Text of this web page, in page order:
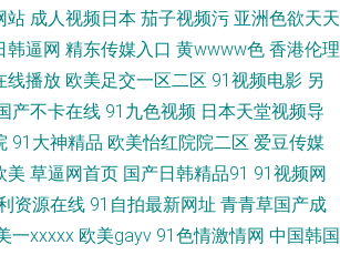
人午夜剧场 人妖伪娘在线播放 天天操操操丝袜 亚洲
久久国产传媒精品 人妻碰碰碰 深夜福利网址导航 亚
午夜超碰 韩国av网 老司机黄色片 91九色乱 白丝后
亚洲免费视频小说 日本女同伦理 偷牌自拍另类 玖玖
站 成人视频日本 茄子视频污 亚洲色欲天天
韩逼网 精东传媒入口 黄wwww色 香港伦理
线播放 欧美足交一区二区 91视频电影 另
产不卡在线 91九色视频 日本天堂视频导
91大神精品 欧美怡红院院二区 爱豆传媒
美 草逼网首页 国产日韩精品91 91视频网
资源在线 91自拍最新网址 青青草国产成
一xxxxx 欧美gayv 91色情激情网 中国韩国